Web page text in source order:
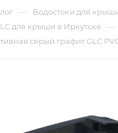
— Водостоки для
для крыши в Иркутске —
серый графит GLC